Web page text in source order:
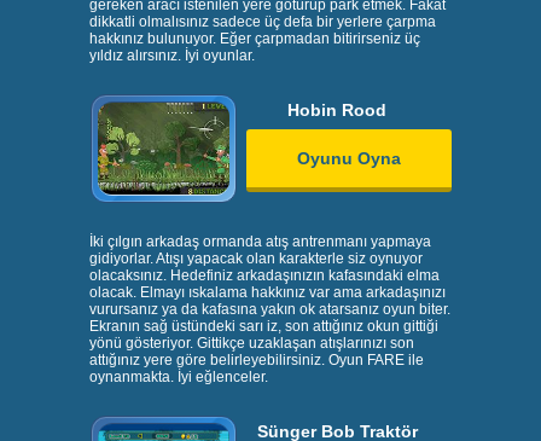
gereken aracı istenilen yere götürüp park etmek. Fakat
dikkatli olmalısınız sadece üç defa bir yerlere çarpma
hakkınız bulunuyor. Eğer çarpmadan bitirirseniz üç
yıldız alırsınız. İyi oyunlar.
Hobin Rood
Oyunu Oyna
İki çılgın arkadaş ormanda atış antrenmanı yapmaya
gidiyorlar. Atışı yapacak olan karakterle siz oynuyor
olacaksınız. Hedefiniz arkadaşınızın kafasındaki elma
olacak. Elmayı ıskalama hakkınız var ama arkadaşınızı
vurursanız ya da kafasına yakın ok atarsanız oyun biter.
Ekranın sağ üstündeki sarı iz, son attığınız okun gittiği
yönü gösteriyor. Gittikçe uzaklaşan atışlarınızı son
attığınız yere göre belirleyebilirsiniz. Oyun FARE ile
oynanmakta. İyi eğlenceler.
Sünger Bob Traktör